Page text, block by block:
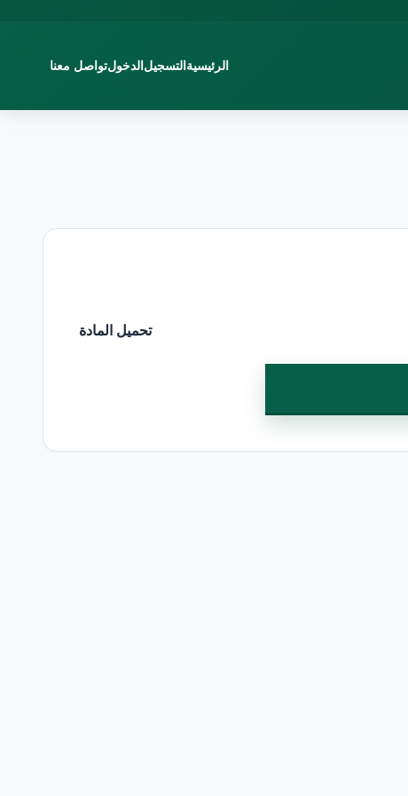
الرئيسية التسجيل الدخولتواصل معنا
تحميل المادة